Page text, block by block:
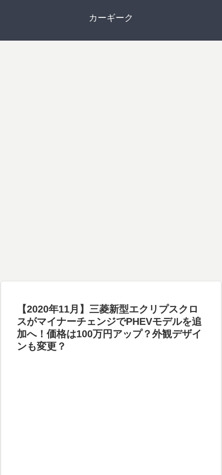
カーギーク
【2020年11月】三菱新型エクリプスクロ
スがマイナーチェンジでPHEVモデルを追
加へ！価格は100万円アップ？外観デザイ
ンも変更？